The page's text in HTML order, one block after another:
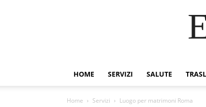
HOME SERVIZI SALUTE
Home Servizi Luogo per matrimoni Roma